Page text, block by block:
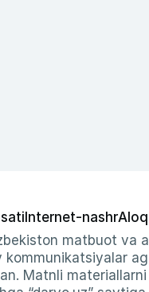
Internet-nashr
matbuot va
Matnli